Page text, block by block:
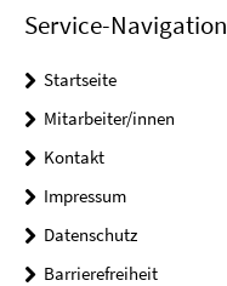
Service-Navigation
Startseite
Mitarbeiter/innen
Kontakt
Impressum
Datenschutz
Barrierefreiheit